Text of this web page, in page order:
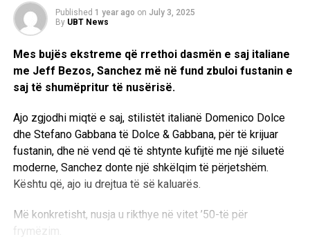
Published 1 year ago on July 3, 2025
By UBT News
Mes bujës ekstreme që rrethoi dasmën e saj italiane
me Jeff Bezos, Sanchez më në fund zbuloi fustanin e
saj të shumëpritur të nusërisë.
Ajo zgjodhi miqtë e saj, stilistët italianë Domenico Dolce
dhe Stefano Gabbana të Dolce & Gabbana, për të krijuar
fustanin, dhe në vend që të shtynte kufijtë me një siluetë
moderne, Sanchez donte një shkëlqim të përjetshëm.
Kështu që, ajo iu drejtua të së kaluarës.
Më konkretisht, nusja u rikthye në vitet ’50-të për
frymëzim.